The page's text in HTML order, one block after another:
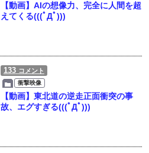
【動画】AIの想像力、完全に人間を超
えてくる(((ﾟДﾟ)))
133 コメント
衝撃映像
【動画】東北道の逆走正面衝突の事
故、エグすぎる(((ﾟДﾟ)))